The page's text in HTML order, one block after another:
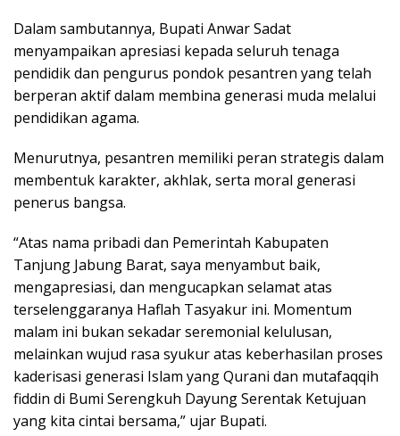
Dalam sambutannya, Bupati Anwar Sadat
menyampaikan apresiasi kepada seluruh tenaga
pendidik dan pengurus pondok pesantren yang telah
berperan aktif dalam membina generasi muda melalui
pendidikan agama.
Menurutnya, pesantren memiliki peran strategis dalam
membentuk karakter, akhlak, serta moral generasi
penerus bangsa.
“Atas nama pribadi dan Pemerintah Kabupaten
Tanjung Jabung Barat, saya menyambut baik,
mengapresiasi, dan mengucapkan selamat atas
terselenggaranya Haflah Tasyakur ini. Momentum
malam ini bukan sekadar seremonial kelulusan,
melainkan wujud rasa syukur atas keberhasilan proses
kaderisasi generasi Islam yang Qurani dan mutafaqqih
fiddin di Bumi Serengkuh Dayung Serentak Ketujuan
yang kita cintai bersama,” ujar Bupati.